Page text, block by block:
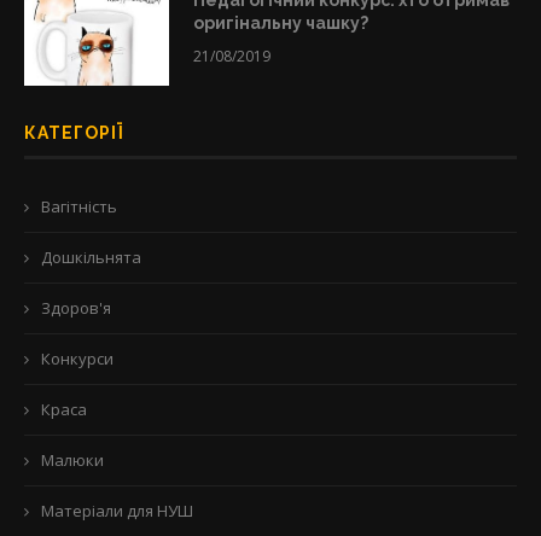
оригінальну чашку?
21/08/2019
КАТЕГОРІЇ
Вагітність
Дошкільнята
Здоров'я
Конкурси
Краса
Малюки
Матеріали для НУШ